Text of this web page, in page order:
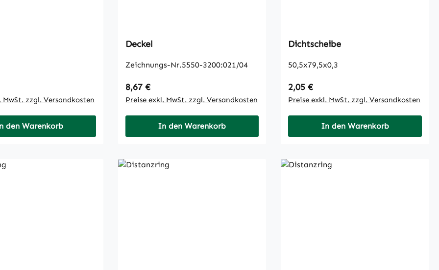
MwSt. zzgl. Versandkosten
den Warenkorb
Deckel
Zeichnungs-Nr.5550-3200:021/04
Regulärer Preis:
8,67 €
Preise exkl. MwSt. zzgl. Versandkosten
In den Warenkorb
Dichtscheibe
50,5x79,5x0,3
Regulärer Preis:
2,05 €
Preise exkl. MwSt. zzgl. Versandkosten
In den Warenkorb